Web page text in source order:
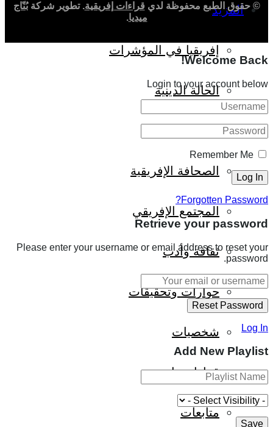
المزيد
إفريقيا في المؤشرات
الحالة الدينية
الصحافة الإفريقية
المجتمع الإفريقي
ثقافة وأدب
حوارات وتحقيقات
شخصيات
قراءات تاريخية
متابعات
© حقوق الطبع محفوظة لدي قراءات إفريقية. تطوير شركةبُنّاج
ميديا.
Welcome Back!
Login to your account below
Remember Me
Forgotten Password?
Retrieve your password
Please enter your username or email address to reset your
password.
Log In
Add New Playlist